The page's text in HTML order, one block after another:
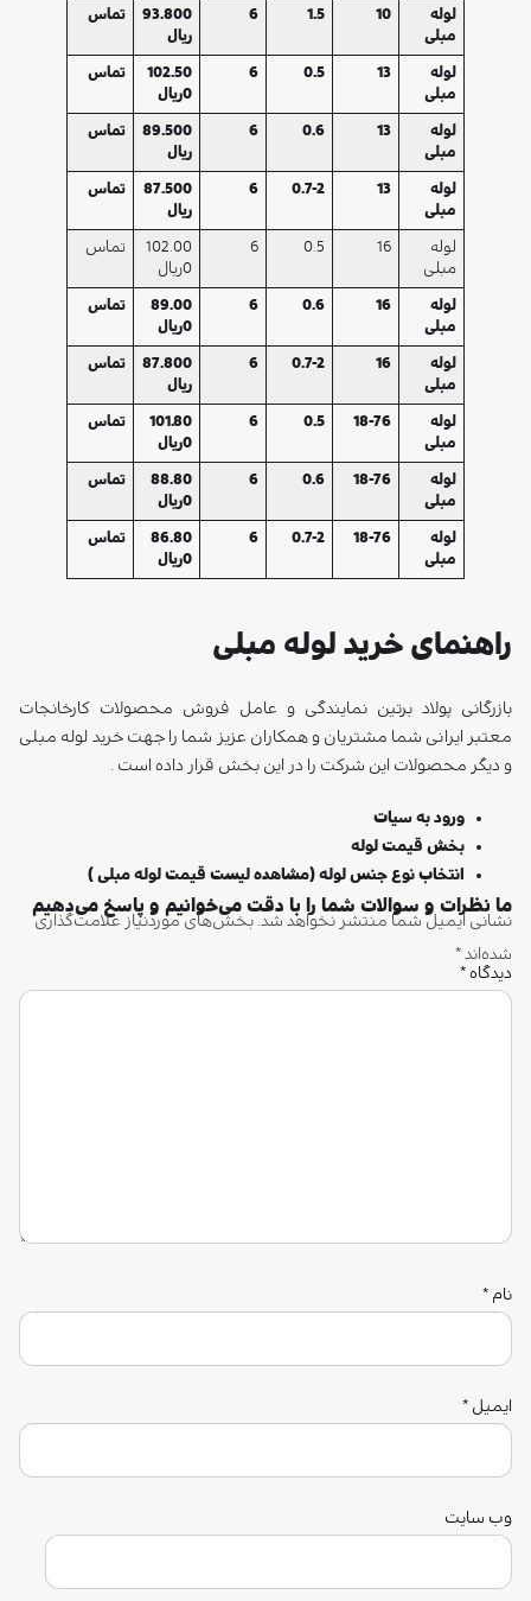
لوله
مبلی
10
1.5
6
93.800
ریال
تماس
لوله
مبلی
13
0.5
6
102.50
0ریال
تماس
لوله
مبلی
13
0.6
6
89.500
ریال
تماس
لوله
مبلی
13
0.7-2
6
87.500
ریال
تماس
لوله
مبلی
16
0.5
6
102.00
0ریال
تماس
لوله
مبلی
16
0.6
6
89.00
0ریال
تماس
لوله
مبلی
16
0.7-2
6
87.800
ریال
تماس
لوله
مبلی
18-76
0.5
6
101.80
0ریال
تماس
لوله
مبلی
18-76
0.6
6
88.80
0ریال
تماس
لوله
مبلی
18-76
0.7-2
6
86.80
0ریال
تماس
راهنمای خرید لوله مبلی
بازرگانی پولاد برتین نمایندگی و عامل فروش محصولات کارخانجات
معتبر ایرانی شما مشتریان و همکاران عزیز شما را جهت خرید لوله مبلی
و دیگر محصولات این شرکت را در این بخش قرار داده است .
ورود به سیات
بخش قیمت لوله
انتخاب نوع جنس لوله (مشاهده لیست قیمت لوله مبلی )
ما نظرات و سوالات شما را با دقت می‌خوانیم و پاسخ می‌دهیم
نشانی ایمیل شما منتشر نخواهد شد. بخش‌های موردنیاز علامت‌گذاری
شده‌اند *
دیدگاه *
نام *
ایمیل *
وب‌ سایت